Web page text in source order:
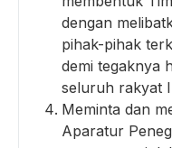
dengan
pihak-pihak
demi tegaknya
seluruh rakyat
Meminta dan
Aparatur